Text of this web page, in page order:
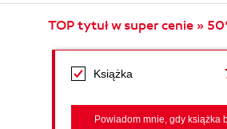
TOP tytuł w super cenie »
Książka
Powiadom mnie, gdy książka